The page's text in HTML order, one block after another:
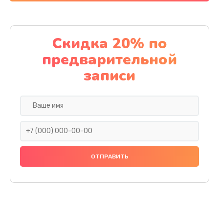
Замена скобок
1250 руб.
Заказать
Замена панелей
1250 руб.
Скидка 20% по
предварительной
записи